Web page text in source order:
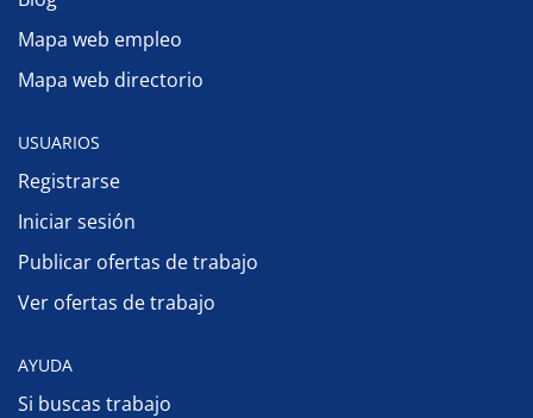
Mapa web empleo
Mapa web directorio
USUARIOS
Registrarse
Iniciar sesión
Publicar ofertas de trabajo
Ver ofertas de trabajo
AYUDA
Si buscas trabajo